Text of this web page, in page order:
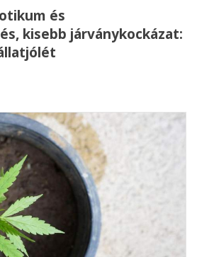
és
kisebb járványkockázat: